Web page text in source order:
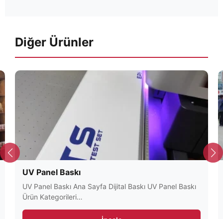
Diğer Ürünler
UV Panel Baskı
UV Panel Baskı Ana Sayfa Dijital Baskı UV Panel Baskı
Ürün Kategorileri…